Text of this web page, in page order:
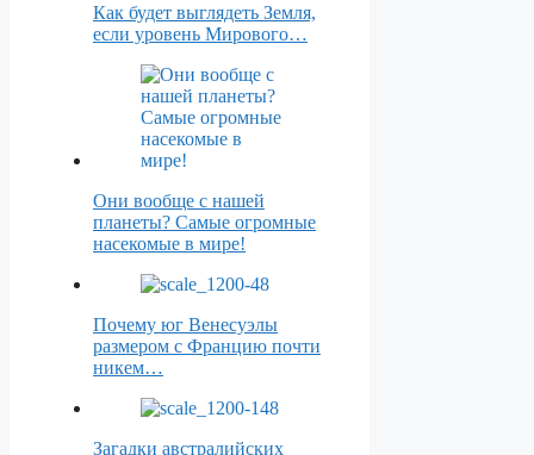
Как будет выглядеть Земля,
если уровень Мирового…
Они вообще с нашей
планеты? Самые огромные
насекомые в мире!
Почему юг Венесуэлы
размером с Францию почти
никем…
Загадки австралийских